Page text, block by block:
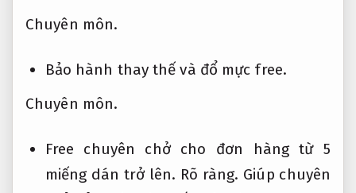
Chuyên môn.
Bảo hành thay thế và đổ mực free.
Chuyên môn.
Free chuyên chở cho đơn hàng từ 5
miếng dán trở lên. Rõ ràng. Giúp chuyên